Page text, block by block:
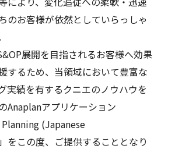
のお客様が依然としていらっしゃ
展開を目指されるお客様へ効果
するため、当領域において豊富な
実績を有するクニエのノウハウを
Anaplanアプリケーション
Planning (Japanese
をこの度、ご提供することとなり